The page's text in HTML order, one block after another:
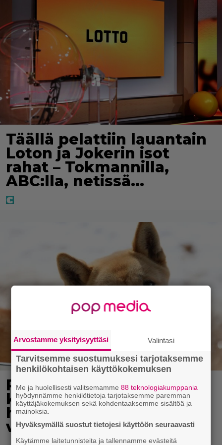
Täällä pelattiin lauantain
Loton ja Jokerin isot
rahat – Tokmannilla,
ABC:lla, netissä…
Pohjois-Korea neuvoo
kansalaisiaan selviämään
helteistä syömällä
viilentävää koiraa
Arvostamme yksityisyyttäsi Valintasi
Tarvitsemme suostumuksesi tarjotaksemme
henkilökohtaisen käyttökokemuksen
Me ja huolellisesti valitsemamme88 teknologiakumppania
hyödynnämme henkilötietoja tarjotaksemme paremman
käyttäjäkokemuksen sekä kohdentaaksemme sisältöä ja
mainoksia.
Hyväksymällä suostut tietojesi käyttöön seuraavasti
Käytämme laitetunnisteita ja tallennamme evästeitä